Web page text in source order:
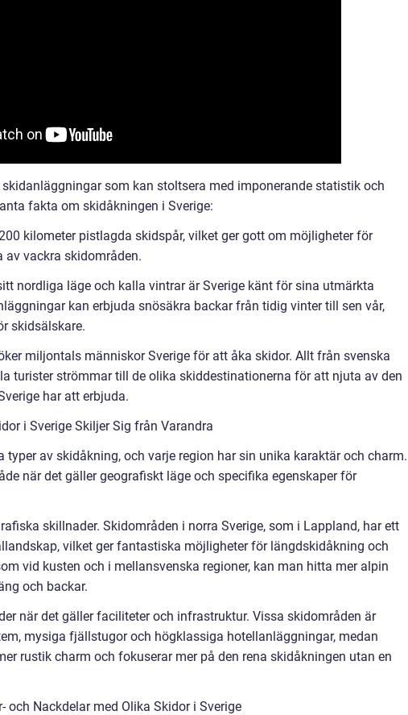
som kan stoltsera med imponerande statistik och
fakta om skidåkningen i Sverige:
kilometer pistlagda skidspår, vilket ger gott om möjligheter för
vackra skidområden.
nordliga läge och kalla vintrar är Sverige känt för sina utmärkta
kan erbjuda snösäkra backar från tidig vinter till sen vår,
skidsälskare.
miljontals människor Sverige för att åka skidor. Allt från svenska
turister strömmar till de olika skiddestinationerna för att njuta av den
har att erbjuda.
i Sverige Skiljer Sig från Varandra
typer av skidåkning, och varje region har sin unika karaktär och charm.
när det gäller geografiskt läge och specifika egenskaper för
skillnader. Skidområden i norra Sverige, som i Lappland, har ett
vilket ger fantastiska möjligheter för längdskidåkning och
vid kusten och i mellansvenska regioner, kan man hitta mer alpin
och backar.
när det gäller faciliteter och infrastruktur. Vissa skidområden är
mysiga fjällstugor och högklassiga hotellanläggningar, medan
rustik charm och fokuserar mer på den rena skidåkningen utan en
och Nackdelar med Olika Skidor i Sverige